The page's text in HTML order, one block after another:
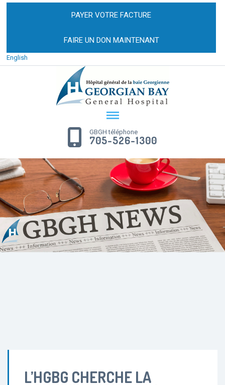
PAYER VOTRE FACTURE
FAIRE UN DON MAINTENANT
English
GBGH téléphone
705-526-1300
L’HGBG CHERCHE LA